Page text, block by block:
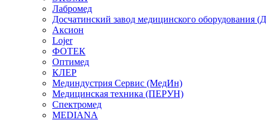
Лабромед
Досчатинский завод медицинского оборудования
Аксион
Lojer
ФОТЕК
Оптимед
КЛЕР
Мединдустрия Сервис (МедИн)
Медицинская техника (ПЕРУН)
Спектромед
MEDIANA